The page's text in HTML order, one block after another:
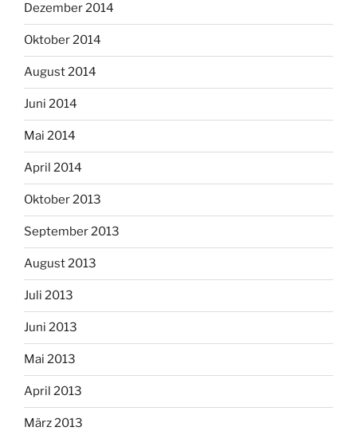
Dezember 2014
Oktober 2014
August 2014
Juni 2014
Mai 2014
April 2014
Oktober 2013
September 2013
August 2013
Juli 2013
Juni 2013
Mai 2013
April 2013
März 2013